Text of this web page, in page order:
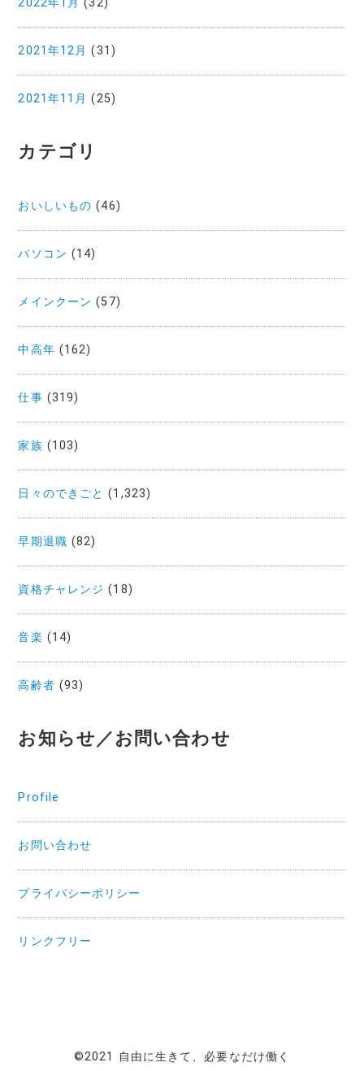
2022年1月 (32)
2021年12月 (31)
2021年11月 (25)
カテゴリ
おいしいもの (46)
パソコン (14)
メインクーン (57)
中高年 (162)
仕事 (319)
家族 (103)
日々のできごと (1,323)
早期退職 (82)
資格チャレンジ (18)
音楽 (14)
高齢者 (93)
お知らせ／お問い合わせ
Profile
お問い合わせ
プライバシーポリシー
リンクフリー
©2021 自由に生きて、必要なだけ働く